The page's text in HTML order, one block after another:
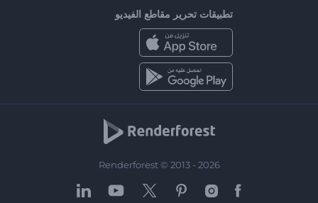
تطبيقات تحرير مقاطع الفيديو
Renderforest © 2013 - 2026